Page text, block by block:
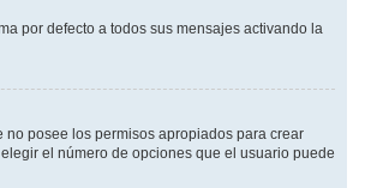
por defecto a todos sus mensajes activando la
posee los permisos apropiados para crear
el número de opciones que el usuario puede